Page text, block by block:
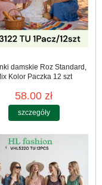
damskie Roz Standard,
Kolor Paczka 12 szt
58.00 zł
szczegóły